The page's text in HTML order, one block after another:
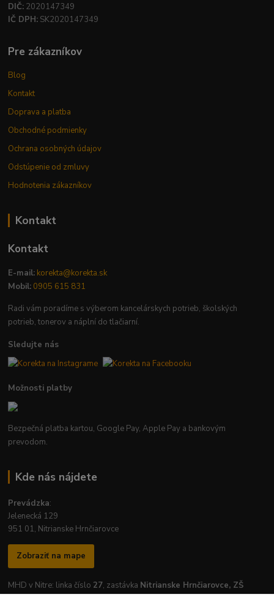
DIČ: 2020147349
IČ DPH: SK2020147349
Pre zákazníkov
Blog
Kontakt
Doprava a platba
Obchodné podmienky
Ochrana osobných údajov
Odstúpenie od zmluvy
Hodnotenia zákazníkov
Kontakt
Kontakt
E-mail: korekta@korekta.sk
Mobil: 0905 615 831
Radi vám poradíme s výberom kancelárskych potrieb, školských
potrieb, tonerov a náplní do tlačiarní.
Sledujte nás
Možnosti platby
Bezpečná platba kartou, Google Pay, Apple Pay a bankovým
prevodom.
Kde nás nájdete
Prevádzka:
Jelenecká 129
951 01, Nitrianske Hrnčiarovce
Zobraziť na mape
MHD v Nitre: linka číslo 27, zastávka Nitrianske Hrnčiarovce, ZŠ